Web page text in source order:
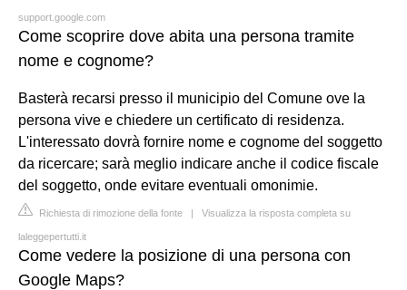
support.google.com
Come scoprire dove abita una persona tramite
nome e cognome?
Basterà recarsi presso il municipio del Comune ove la
persona vive e chiedere un certificato di residenza.
L'interessato dovrà fornire nome e cognome del soggetto
da ricercare; sarà meglio indicare anche il codice fiscale
del soggetto, onde evitare eventuali omonimie.
Richiesta di rimozione della fonte | Visualizza la risposta completa su
laleggepertutti.it
Come vedere la posizione di una persona con
Google Maps?